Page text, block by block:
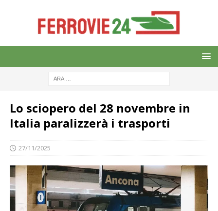
Lo sciopero del 28 novembre in
Italia paralizzerà i trasporti
27/11/2025